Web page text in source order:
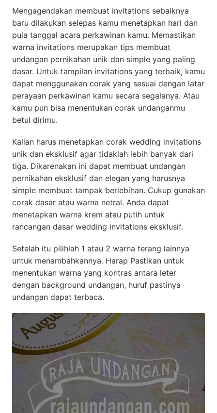
Mengagendakan membuat invitations sebaiknya
baru dilakukan selepas kamu menetapkan hari dan
pula tanggal acara perkawinan kamu. Memastikan
warna invitations merupakan tips membuat
undangan pernikahan unik dan simple yang paling
dasar. Untuk tampilan invitations yang terbaik, kamu
dapat menggunakan corak yang sesuai dengan latar
perayaan perkawinan kamu secara segalanya. Atau
kamu pun bisa menentukan corak undanganmu
betul dirimu.
Kalian harus menetapkan corak wedding invitations
unik dan eksklusif agar tidaklah lebih banyak dari
tiga. Dikarenakan ini dapat membuat undangan
pernikahan eksklusif dan elegan yang harusnya
simple membuat tampak berlebihan. Cukup gunakan
corak dasar atau warna netral. Anda dapat
menetapkan warna krem atau putih untuk
rancangan dasar wedding invitations eksklusif.
Setelah itu pilihlah 1 atau 2 warna terang lainnya
untuk menambahkannya. Harap Pastikan untuk
menentukan warna yang kontras antara leter
dengan background undangan, huruf pastinya
undangan dapat terbaca.